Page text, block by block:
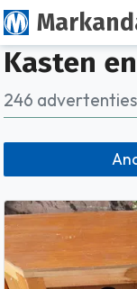
Kasten
246 advertenties